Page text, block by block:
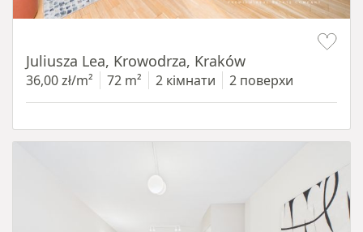
Juliusza Lea, Krowodrza, Kraków
36,00 zł/m² 72 m² 2 кімнати 2 поверхи